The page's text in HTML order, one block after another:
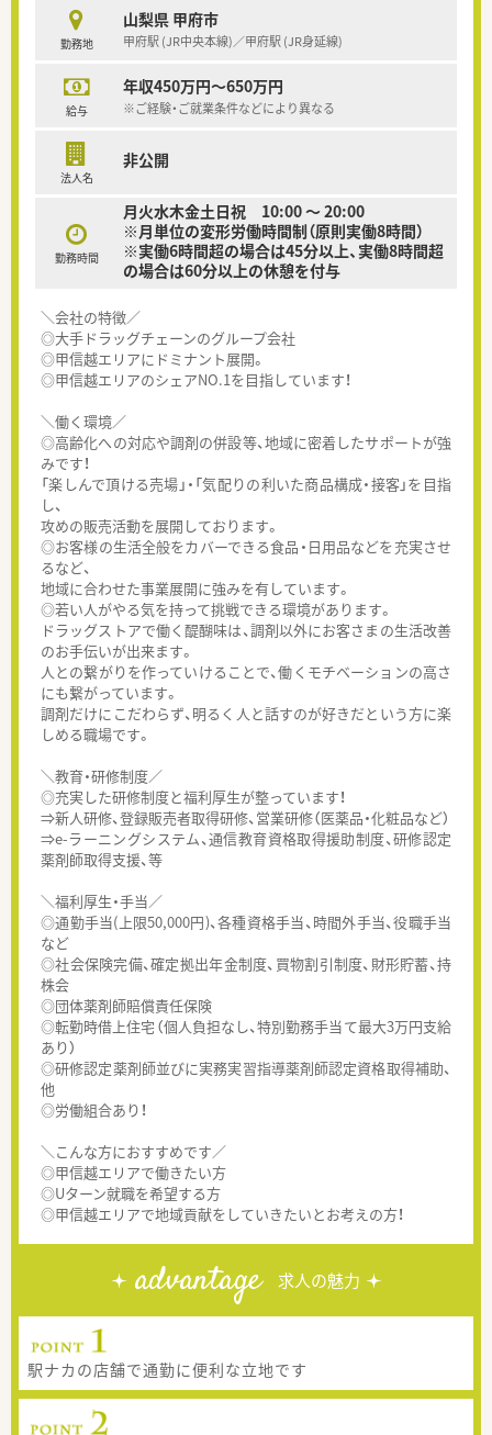
勤務地
山梨県 甲府市
甲府駅 (JR中央本線)／甲府駅 (JR身延線)
給与
年収450万円～650万円
※ご経験・ご就業条件などにより異なる
法人名
非公開
勤務時間
月火水木金土日祝 10:00 ～ 20:00
※月単位の変形労働時間制（原則実働8時間）
※実働6時間超の場合は45分以上、実働8時間超
の場合は60分以上の休憩を付与
＼会社の特徴／
◎大手ドラッグチェーンのグループ会社
◎甲信越エリアにドミナント展開。
◎甲信越エリアのシェアNO.1を目指しています！
＼働く環境／
◎高齢化への対応や調剤の併設等、地域に密着したサポートが強
みです！
「楽しんで頂ける売場」・「気配りの利いた商品構成・接客」を目指
し、
攻めの販売活動を展開しております。
◎お客様の生活全般をカバーできる食品・日用品などを充実させ
るなど、
地域に合わせた事業展開に強みを有しています。
◎若い人がやる気を持って挑戦できる環境があります。
ドラッグストアで働く醍醐味は、調剤以外にお客さまの生活改善
のお手伝いが出来ます。
人との繋がりを作っていけることで、働くモチベーションの高さ
にも繋がっています。
調剤だけにこだわらず、明るく人と話すのが好きだという方に楽
しめる職場です。
＼教育・研修制度／
◎充実した研修制度と福利厚生が整っています！
⇒新人研修、登録販売者取得研修、営業研修（医薬品・化粧品など）
⇒e-ラーニングシステム、通信教育資格取得援助制度、研修認定
薬剤師取得支援、等
＼福利厚生・手当／
◎通勤手当(上限50,000円)、各種資格手当、時間外手当、役職手当
など
◎社会保険完備、確定拠出年金制度、買物割引制度、財形貯蓄、持
株会
◎団体薬剤師賠償責任保険
◎転勤時借上住宅（個人負担なし、特別勤務手当て最大3万円支給
あり）
◎研修認定薬剤師並びに実務実習指導薬剤師認定資格取得補助、
他
◎労働組合あり！
＼こんな方におすすめです／
◎甲信越エリアで働きたい方
◎Uターン就職を希望する方
◎甲信越エリアで地域貢献をしていきたいとお考えの方！
advantage 求人の魅力
駅ナカの店舗で通勤に便利な立地です